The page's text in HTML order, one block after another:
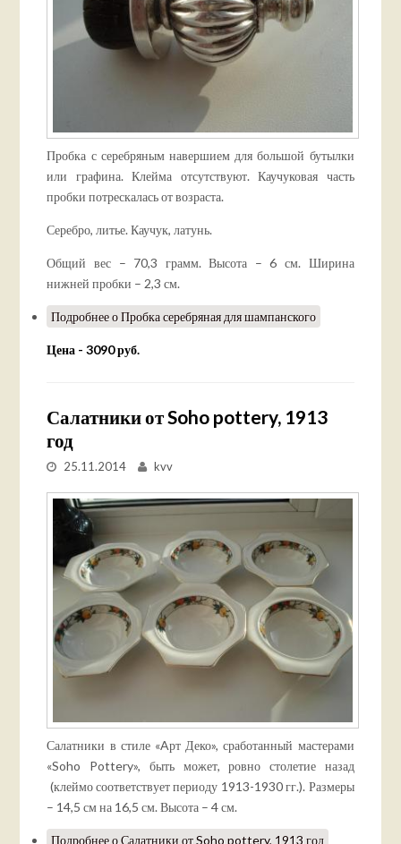
Пробка с серебряным навершием для большой бутылки
или графина. Клейма отсутствуют. Каучуковая часть
пробки потрескалась от возраста.
Серебро, литье. Каучук, латунь.
Общий вес – 70,3 грамм. Высота – 6 см. Ширина
нижней пробки – 2,3 см.
Подробнеео Пробка серебряная для шампанского
Цена - 3090 руб.
Салатники от Soho pottery, 1913
год
25.11.2014 kvv
Салатники в стиле «Aрт Деко», сработанный мастерами
«Soho Pottery», быть может, ровно столетие назад
(клеймо соответствует периоду 1913-1930 гг.). Размеры
– 14,5 см на 16,5 см. Высота – 4 см.
Подробнеео Салатники от Soho pottery, 1913 год